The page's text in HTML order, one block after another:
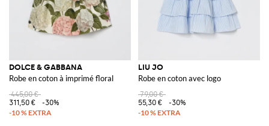
DOLCE & GABBANA
Robe en coton à imprimé floral
445,00 €
311,50 €
-30%
LIU JO
Robe en coton avec logo
79,00 €
55,30 €
-30%